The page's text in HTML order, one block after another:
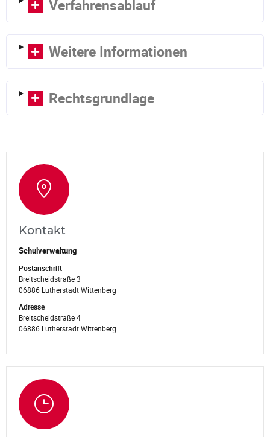
Verfahrensablauf
Weitere Informationen
Rechtsgrundlage
Kontakt
Schulverwaltung
Postanschrift
Breitscheidstraße 3
06886 Lutherstadt Wittenberg
Adresse
Breitscheidstraße 4
06886 Lutherstadt Wittenberg